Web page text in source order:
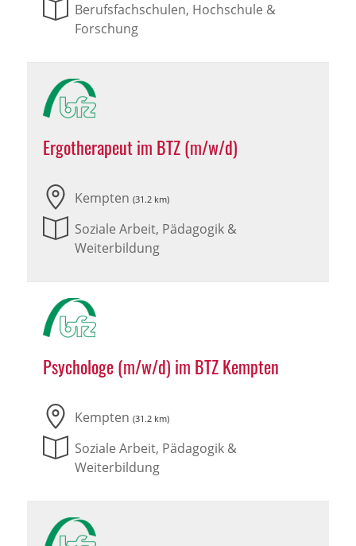
Berufsfachschulen, Hochschule &
Forschung
Ergotherapeut im BTZ (m/w/d)
Kempten (31.2 km)
Soziale Arbeit, Pädagogik &
Weiterbildung
Psychologe (m/w/d) im BTZ Kempten
Kempten (31.2 km)
Soziale Arbeit, Pädagogik &
Weiterbildung